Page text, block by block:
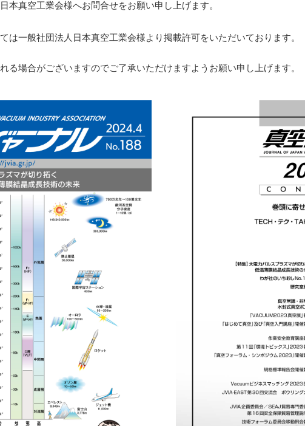
本真空工業会様へお問合せをお願い申し上げます。
は一般社団法人日本真空工業会様より掲載許可をいただいております。
る場合がございますのでご了承いただけますようお願い申し上げます。